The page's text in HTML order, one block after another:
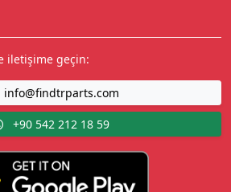
iletişime geçin:
info@findtrparts.com
+90 542 212 18 59